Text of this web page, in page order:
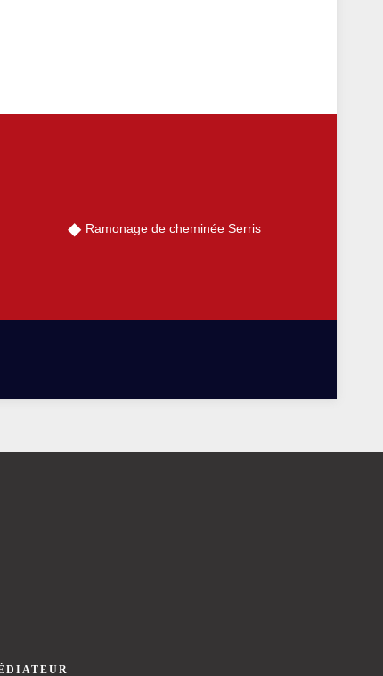
Ramonage de cheminée Serris